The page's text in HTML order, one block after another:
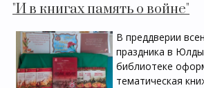
"И в книгах память о войне"
В преддверии
праздника в
библиотеке
тематическая